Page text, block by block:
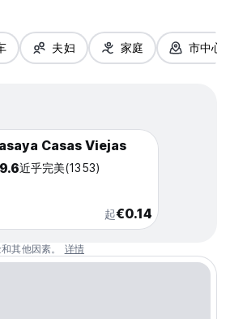
夫妇 家庭 市中心
Casas Viejas
近乎完美(1353)
起€0.14
其他因素。 详情